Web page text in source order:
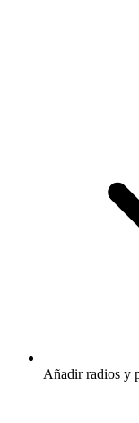
Añadir radios y